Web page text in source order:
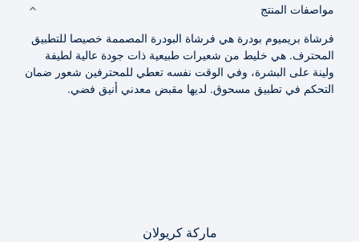
مواصفات المنتج
فرشاة بريميوم بودرة هي فرشاة البودرة المصممة خصيصا للتطبيق
المحترف. هي خليط من شعيرات طبيعية ذات جودة عالية لطيفة
ولينة على البشرة، وفي الوقت نفسه تعطي للمحترفين شعور ضمان
التحكم في تطبيق مسحوق. لديها مقبض معدني أنيق فضي.
ماركة كريولان